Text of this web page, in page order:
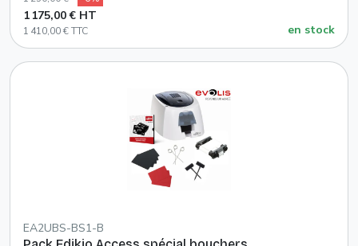
1 175,00 € HT
1 410,00 € TTC en stock
EA2UBS-BS1-B